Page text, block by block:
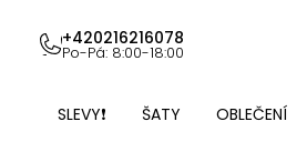
obsah
+420216216078
Po-Pá: 8:00-18:00
SLEVY❗ ŠATY OBLEČENÍ